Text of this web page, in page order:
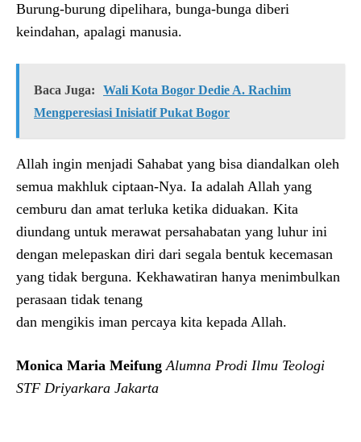
Burung-burung dipelihara, bunga-bunga diberi
keindahan, apalagi manusia.
Baca Juga:
Wali Kota Bogor Dedie A. Rachim
Mengperesiasi Inisiatif Pukat Bogor
Allah ingin menjadi Sahabat yang bisa diandalkan oleh
semua makhluk ciptaan-Nya. Ia adalah Allah yang
cemburu dan amat terluka ketika diduakan. Kita
diundang untuk merawat persahabatan yang luhur ini
dengan melepaskan diri dari segala bentuk kecemasan
yang tidak berguna. Kekhawatiran hanya menimbulkan
perasaan tidak tenang
dan mengikis iman percaya kita kepada Allah.
Monica Maria Meifung Alumna Prodi Ilmu Teologi
STF Driyarkara Jakarta